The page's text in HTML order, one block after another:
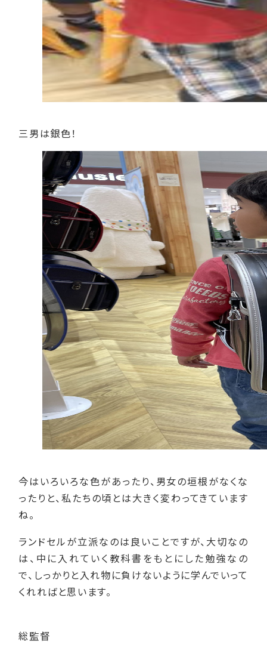
三男は銀色！
今はいろいろな色があったり、男女の垣根がなくな
ったりと、私たちの頃とは大きく変わってきています
ね。
ランドセルが立派なのは良いことですが、大切なの
は、中に入れていく教科書をもとにした勉強なの
で、しっかりと入れ物に負けないように学んでいって
くれればと思います。
総監督